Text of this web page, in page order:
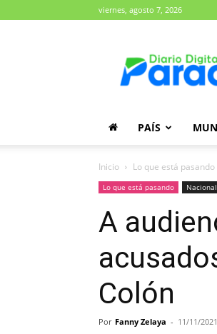
viernes, agosto 7, 2026
PAÍS
Inicio Lo que está pasando
Lo que está pasando
A
Colón
Por Fanny Zelaya - 11/11/2021